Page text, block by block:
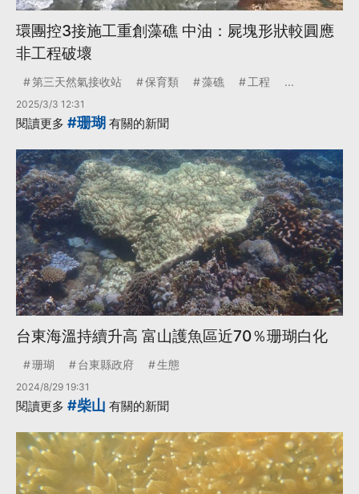
環團控3接施工重創藻礁 中油：屍塊形狀較圓應
非工程破壞
第三天然氣接收站 保育類 藻礁 工程 ...
2025/3/3 12:31
閱讀更多 #珊瑚 有關的新聞
台東海溫持續升高 富山護魚區近70％珊瑚白化
珊瑚 台東縣政府 生態
2024/8/29 19:31
閱讀更多 #柴山 有關的新聞